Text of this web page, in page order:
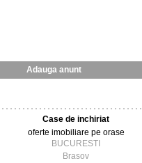
Adauga anunt
Case de inchiriat
oferte imobiliare pe orase
BUCURESTI
Brasov